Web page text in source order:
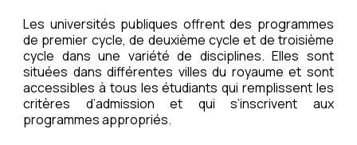
Les universités publiques offrent des programmes
de premier cycle, de deuxième cycle et de troisième
cycle dans une variété de disciplines. Elles sont
situées dans différentes villes du royaume et sont
accessibles à tous les étudiants qui remplissent les
critères d’admission et qui s’inscrivent aux
programmes appropriés.